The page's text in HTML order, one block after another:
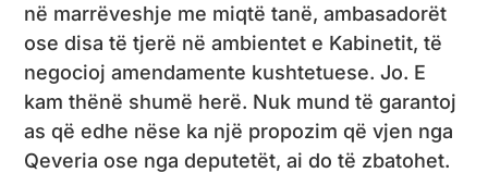
në marrëveshje me miqtë tanë, ambasadorët
ose disa të tjerë në ambientet e Kabinetit, të
negocioj amendamente kushtetuese. Jo. E
kam thënë shumë herë. Nuk mund të garantoj
as që edhe nëse ka një propozim që vjen nga
Qeveria ose nga deputetët, ai do të zbatohet.